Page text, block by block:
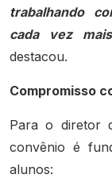
trabalhando
cada vez
destacou.
Compromisso
Para o diretor
convênio é
alunos: